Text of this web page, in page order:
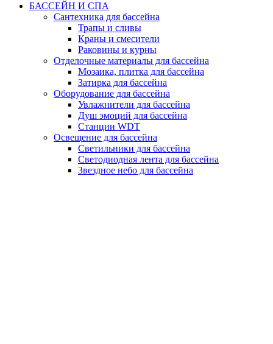
БАССЕЙН И СПА
Сантехника для бассейна
Трапы и сливы
Краны и смесители
Раковины и курны
Отделочные материалы для бассейна
Мозаика, плитка для бассейна
Затирка для бассейна
Оборудование для бассейна
Увлажнители для бассейна
Душ эмоций для бассейна
Станции WDT
Освещение для бассейна
Светильники для бассейна
Светодиодная лента для бассейна
Звездное небо для бассейна